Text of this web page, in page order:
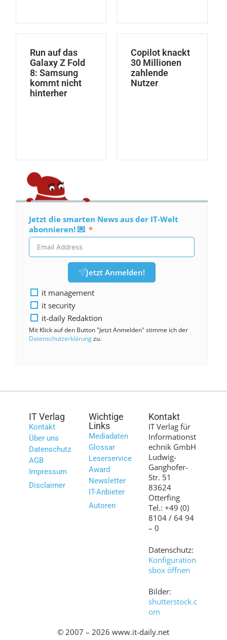
Run auf das
Galaxy Z Fold
8: Samsung
kommt nicht
hinterher
Copilot knackt
30 Millionen
zahlende
Nutzer
Jetzt die smarten News aus der IT-Welt
abonnieren! 💌
Jetzt Anmelden!
it management
it security
it-daily Redaktion
Mit Klick auf den Button "Jetzt Anmelden" stimme ich der
Datenschutzerklärungzu.
IT Verlag
Kontakt
Über uns
Datenschutz
AGB
Impressum
Disclaimer
Wichtige
Links
Mediadaten
Glossar
Leserservice
Award
Newsletter
IT-Anbieter
Autoren
Kontakt
IT Verlag für
Informationst
echnik GmbH
Ludwig-
Ganghofer-
Str. 51
83624
Otterfing
Tel.: +49 (0)
8104 / 64 94
– 0
Datenschutz:
Konfiguration
sbox öffnen
Bilder:
shutterstock.c
om
© 2007 – 2026 www.it-daily.net